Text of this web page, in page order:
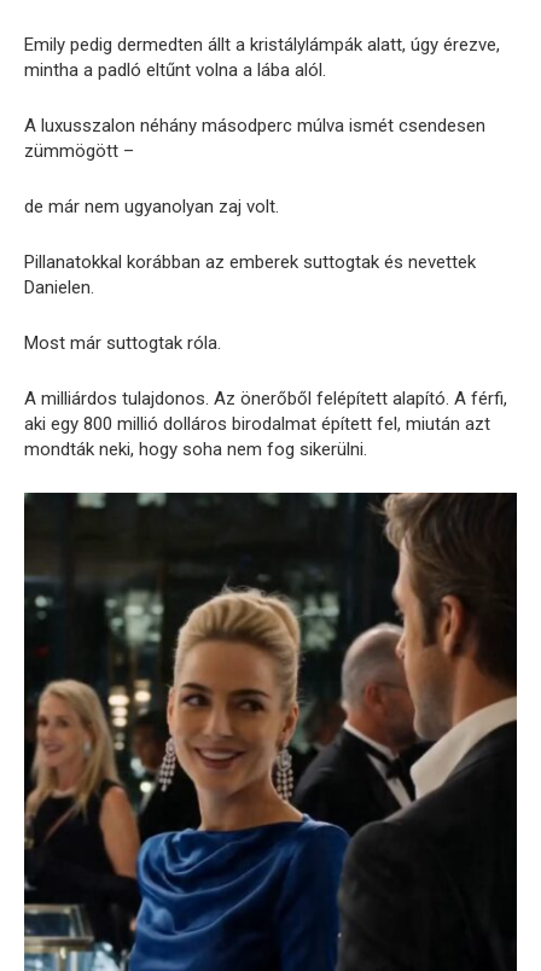
Emily pedig dermedten állt a kristálylámpák alatt, úgy érezve,
mintha a padló eltűnt volna a lába alól.
A luxusszalon néhány másodperc múlva ismét csendesen
zümmögött –
de már nem ugyanolyan zaj volt.
Pillanatokkal korábban az emberek suttogtak és nevettek
Danielen.
Most már suttogtak róla.
A milliárdos tulajdonos. Az önerőből felépített alapító. A férfi,
aki egy 800 millió dolláros birodalmat épített fel, miután azt
mondták neki, hogy soha nem fog sikerülni.